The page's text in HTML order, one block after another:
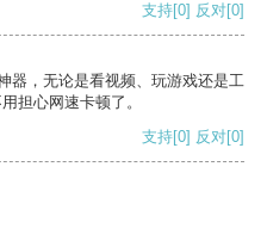
支持[0] 反对[0]
器，无论是看视频、玩游戏还是工
担心网速卡顿了。
支持[0] 反对[0]